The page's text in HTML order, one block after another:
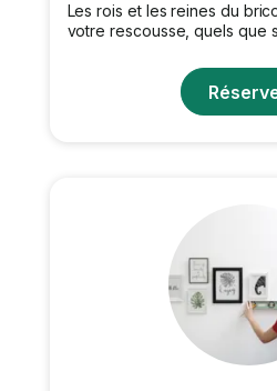
Les rois et les reines du
votre rescousse, quels que